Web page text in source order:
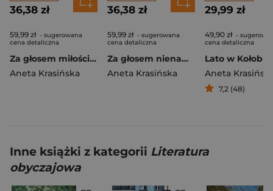
36,38 zł
59,99 zł - sugerowana
cena detaliczna
Za głosem miłości. Barwy uczuć. Tom 1 Duże Litery
Aneta Krasińska
36,38 zł
59,99 zł - sugerowana
cena detaliczna
Za głosem nienawiści. Barwy uczuć. Tom 2 Duże litery
Aneta Krasińska
29,99 zł
49,90 zł -
cena detaliczna
Lato w
Aneta
7,2 (48)
Inne książki z kategorii Literatura
obyczajowa